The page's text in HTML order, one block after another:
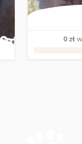
0 złw